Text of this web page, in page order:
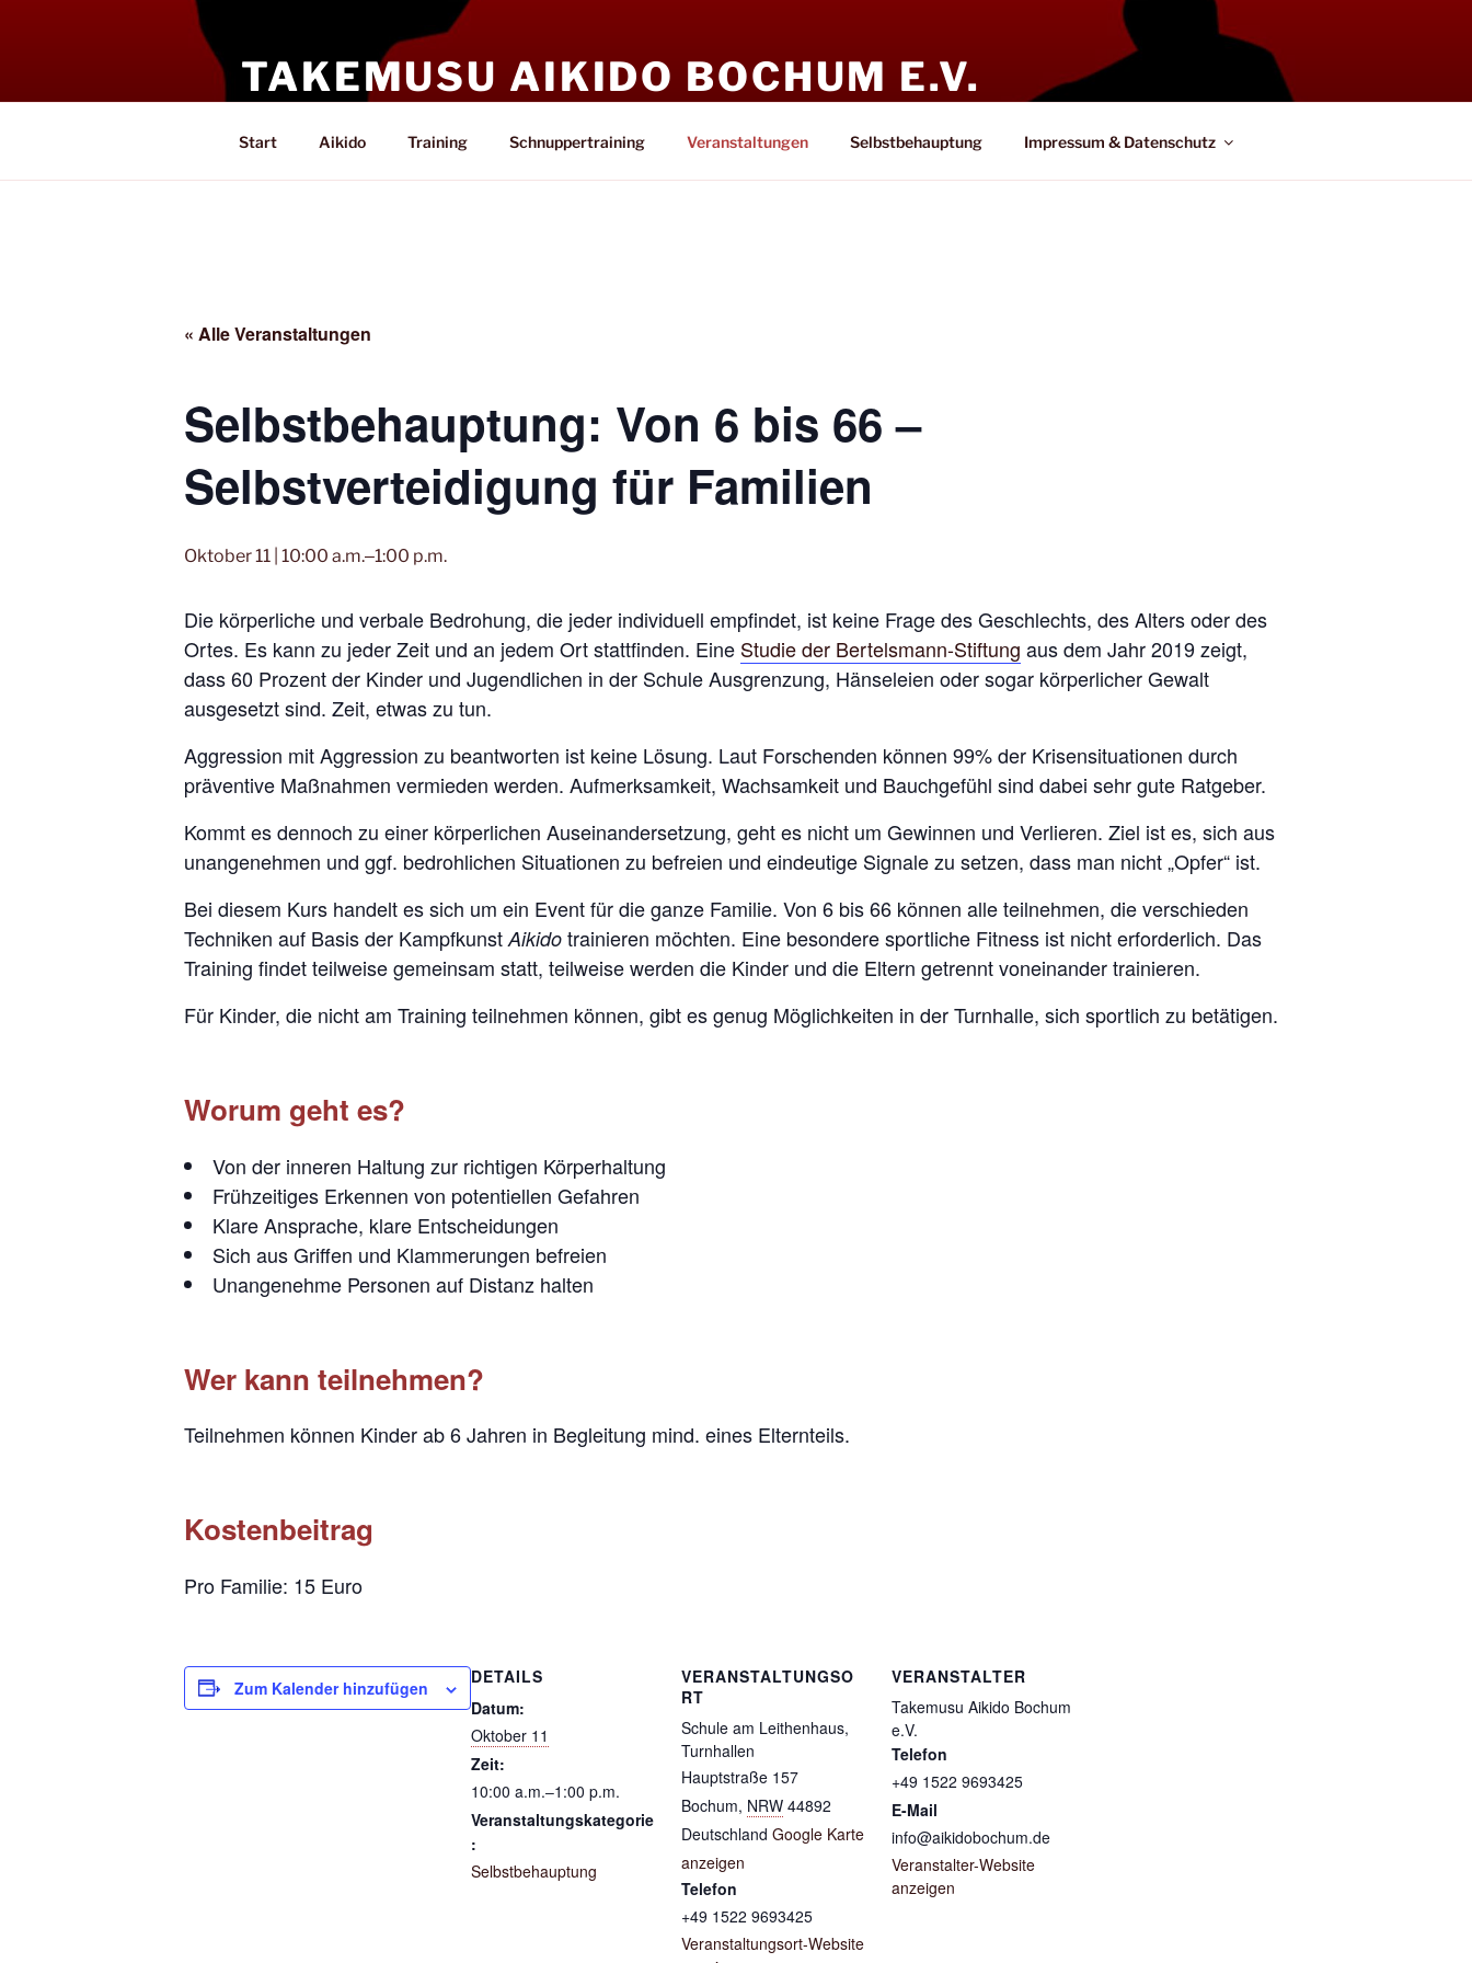
TAKEMUSU AIKIDO BOCHUM E.V.
Start Aikido Training Schnuppertraining Veranstaltungen Selbstbehauptung Impressum & Datenschutz
« Alle Veranstaltungen
Selbstbehauptung: Von 6 bis 66 –
Selbstverteidigung für Familien
Oktober 11 | 10:00 a.m.‒1:00 p.m.
Die körperliche und verbale Bedrohung, die jeder individuell empfindet, ist keine Frage des Geschlechts, des Alters oder des
Ortes. Es kann zu jeder Zeit und an jedem Ort stattfinden. Eine Studie der Bertelsmann-Stiftung aus dem Jahr 2019 zeigt,
dass 60 Prozent der Kinder und Jugendlichen in der Schule Ausgrenzung, Hänseleien oder sogar körperlicher Gewalt
ausgesetzt sind. Zeit, etwas zu tun.
Aggression mit Aggression zu beantworten ist keine Lösung. Laut Forschenden können 99% der Krisensituationen durch
präventive Maßnahmen vermieden werden. Aufmerksamkeit, Wachsamkeit und Bauchgefühl sind dabei sehr gute Ratgeber.
Kommt es dennoch zu einer körperlichen Auseinandersetzung, geht es nicht um Gewinnen und Verlieren. Ziel ist es, sich aus
unangenehmen und ggf. bedrohlichen Situationen zu befreien und eindeutige Signale zu setzen, dass man nicht „Opfer“ ist.
Bei diesem Kurs handelt es sich um ein Event für die ganze Familie. Von 6 bis 66 können alle teilnehmen, die verschieden
Techniken auf Basis der Kampfkunst Aikido trainieren möchten. Eine besondere sportliche Fitness ist nicht erforderlich. Das
Training findet teilweise gemeinsam statt, teilweise werden die Kinder und die Eltern getrennt voneinander trainieren.
Für Kinder, die nicht am Training teilnehmen können, gibt es genug Möglichkeiten in der Turnhalle, sich sportlich zu betätigen.
Worum geht es?
Von der inneren Haltung zur richtigen Körperhaltung
Frühzeitiges Erkennen von potentiellen Gefahren
Klare Ansprache, klare Entscheidungen
Sich aus Griffen und Klammerungen befreien
Unangenehme Personen auf Distanz halten
Wer kann teilnehmen?
Teilnehmen können Kinder ab 6 Jahren in Begleitung mind. eines Elternteils.
Kostenbeitrag
Pro Familie: 15 Euro
Zum Kalender hinzufügen
DETAILS
Datum:
Oktober 11
Zeit:
10:00 a.m.‒1:00 p.m.
Veranstaltungskategorie
:
Selbstbehauptung
VERANSTALTUNGSO
RT
Schule am Leithenhaus,
Turnhallen
Hauptstraße 157
Bochum, NRW 44892
Deutschland Google Karte
anzeigen
Telefon
+49 1522 9693425
Veranstaltungsort-Website
VERANSTALTER
Takemusu Aikido Bochum
e.V.
Telefon
+49 1522 9693425
E-Mail
info@aikidobochum.de
Veranstalter-Website
anzeigen